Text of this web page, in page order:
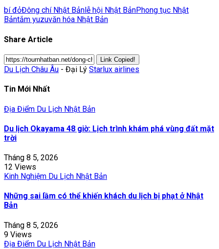
bí đỏĐông chí Nhật Bản lễ hội Nhật BảnPhong tục Nhật
Bảntắm yuzuvăn hóa Nhật Bản
Share Article
Link Copied!
Du Lịch Châu Âu - Đại Lý Starlux airlines
Tin Mới Nhất
Địa Điểm Du Lịch Nhật Bản
Du lịch Okayama 48 giờ: Lịch trình khám phá vùng đất mặt
trời
Tháng 8 5, 2026
12 Views
Kinh Nghiệm Du Lịch Nhật Bản
Những sai lầm có thể khiến khách du lịch bị phạt ở Nhật
Bản
Tháng 8 5, 2026
9 Views
Địa Điểm Du Lịch Nhật Bản